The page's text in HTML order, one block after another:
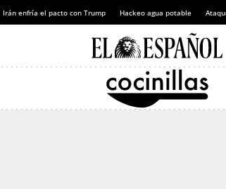
Irán enfría el pacto con Trump Hackeo agua potable